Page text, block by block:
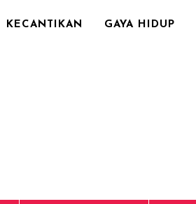
KECANTIKAN GAYA HIDUP